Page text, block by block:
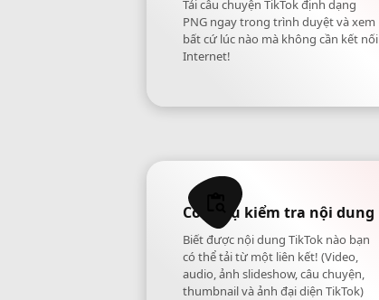
Tải câu chuyện TikTok định dạng
PNG ngay trong trình duyệt và xem
bất cứ lúc nào mà không cần kết nối
Internet!
Công cụ kiểm tra nội dung
Biết được nội dung TikTok nào bạn
có thể tải từ một liên kết! (Video,
audio, ảnh slideshow, câu chuyện,
thumbnail và ảnh đại diện TikTok)